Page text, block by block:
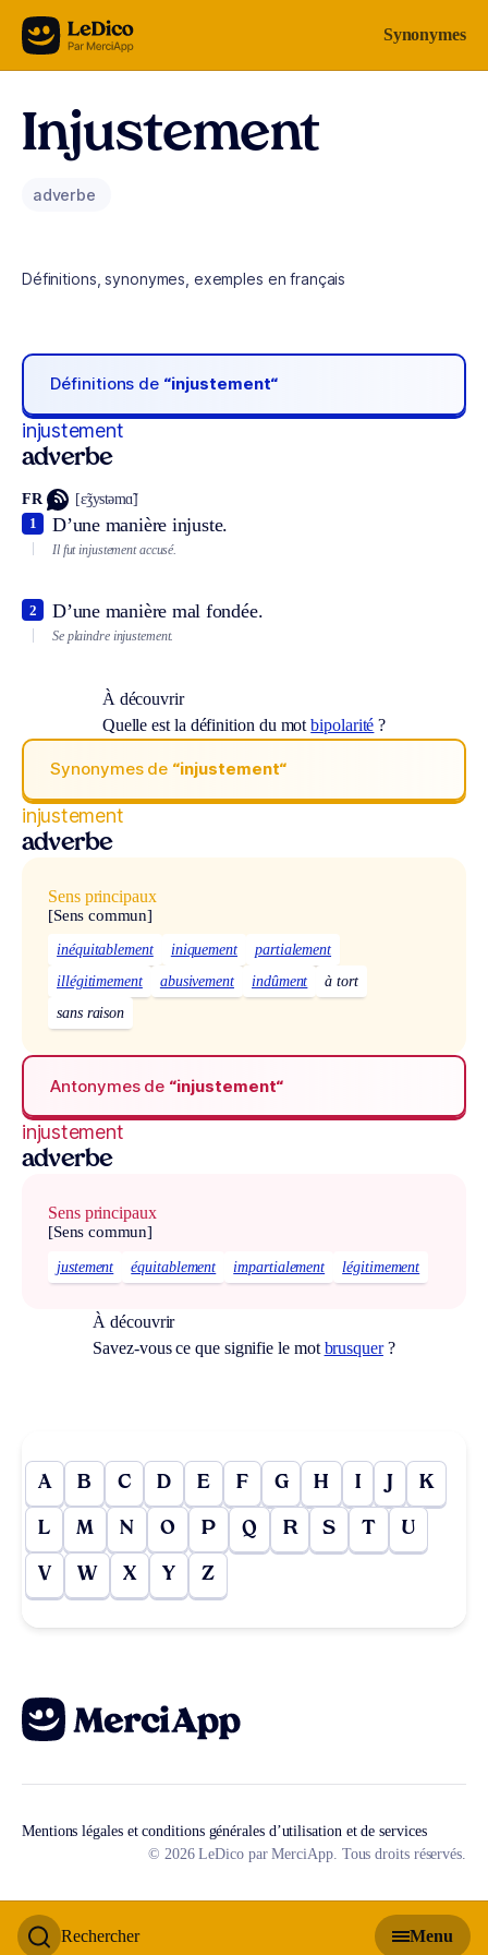
Aller au contenu Synonymes
Rechercher Menu
Injustement
adverbe
Définitions, synonymes, exemples en français
Définitions de “injustement“
injustement
adverbe
FR [ɛ̃ʒystəmɑ̃]
D’une manière injuste.
1
Il fut injustement accusé.
D’une manière mal fondée.
2
Se plaindre injustement.
À découvrir
Quelle est la définition du motbipolarité ?
Synonymes de “injustement“
injustement
adverbe
Sens principaux
[Sens commun]
inéquitablement iniquement
partialement
illégitimement
abusivement indûment
à tort
sans raison
Antonymes de “injustement“
injustement
adverbe
Sens principaux
[Sens commun]
justement équitablement impartialement légitimement
À découvrir
Savez-vous ce que signifie le mot brusquer?
A B C D E F G H I J K
L M N O P Q R S T U
V W X Y Z
Mentions légales et conditions générales d’utilisation et de services
© 2026 LeDico par MerciApp. Tous droits réservés.